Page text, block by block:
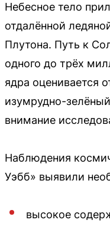
Небесное тело
отдалённой
Плутона. Путь к
одного до трёх
ядра оценивается
изумрудно-
внимание
Наблюдения
Уэбб» выявили
высокое